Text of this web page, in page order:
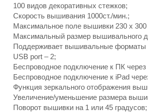
100 видов декоративных стежков;
Скорость вышивания 1000ст./мин.;
Максимальное поле вышивки 230 x
Максимальный размер вышивального
Поддерживает вышивальные форматы
USB port – 2;
Беспроводное подключение к ПК через
Беспроводное подключение к iPad
Функция зеркального отображения
Увеличение/уменьшение размера
Поворот вышивки на 1 или 45 градусов;